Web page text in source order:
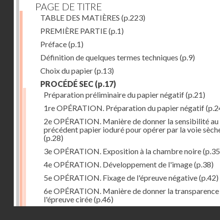
PAGE DE TITRE
TABLE DES MATIÈRES (p.223)
PREMIÈRE PARTIE(p.1)
Préface(p.1)
Définition de quelques termes techniques (p.9)
Choix du papier(p.13)
PROCÉDÉ SEC (p.17)
Préparation préliminaire du papier négatif(p.21)
1re OPÉRATION. Préparation du papier négatif
2e OPÉRATION. Manière de donner la sensibilité au
précédent papier ioduré pour opérer par la voie
(p.28)
3e OPÉRATION. Exposition à la chambre noire
4e OPÉRATION. Développement de l'image(p.38)
5e OPÉRATION. Fixage de l'épreuve négative(p.42)
6e OPÉRATION. Manière de donner la transparence
l'épreuve cirée(p.46)